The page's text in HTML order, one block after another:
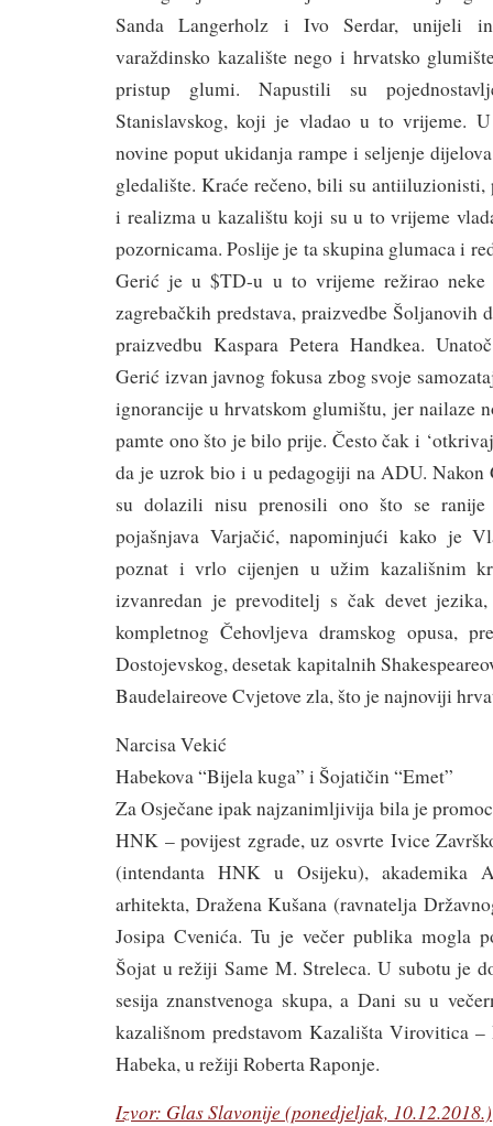
Sanda Langerholz i Ivo Serdar, unijeli
varaždinsko kazalište nego i hrvatsko
pristup glumi. Napustili su
Stanislavskog, koji je vladao u to vrijeme.
novine poput ukidanja rampe i seljenje
gledalište. Kraće rečeno, bili su
i realizma u kazalištu koji su u to vrijeme
pozornicama. Poslije je ta skupina glumaca i
Gerić je u $TD-u u to vrijeme režirao neke
zagrebačkih predstava, praizvedbe Šoljanovih
praizvedbu Kaspara Petera Handkea.
Gerić izvan javnog fokusa zbog svoje
ignorancije u hrvatskom glumištu, jer nailaze
pamte ono što je bilo prije. Često čak i
da je uzrok bio i u pedagogiji na ADU.
su dolazili nisu prenosili ono što se
pojašnjava Varjačić, napominjući kako je
poznat i vrlo cijenjen u užim kazališnim
izvanredan je prevoditelj s čak devet
kompletnog Čehovljeva dramskog opusa,
Dostojevskog, desetak kapitalnih
Baudelaireove Cvjetove zla, što je najnoviji
Narcisa Vekić
Habekova “Bijela kuga” i Šojatičin “Emet”
Za Osječane ipak najzanimljivija bila je
HNK – povijest zgrade, uz osvrte Ivice
(intendanta HNK u Osijeku), akademika
arhitekta, Dražena Kušana (ravnatelja
Josipa Cvenića. Tu je večer publika mogla
Šojat u režiji Same M. Streleca. U subotu je
sesija znanstvenoga skupa, a Dani su u
kazališnom predstavom Kazališta Virovitica
Habeka, u režiji Roberta Raponje.
Izvor: Glas Slavonije (ponedjeljak, 10.12.2018.)